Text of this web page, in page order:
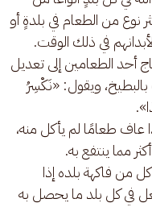
نوع من الطعام في بلدةٍ أو
في ذلك الوقت.
أحد الطعامين إلى تعديل
ويقول: «نَكْسِرُ
عاف طعامًا لم يأكل منه،
مما ينتفع به.
من فاكهة بلده إذا
في كل بلد ما يحصل به